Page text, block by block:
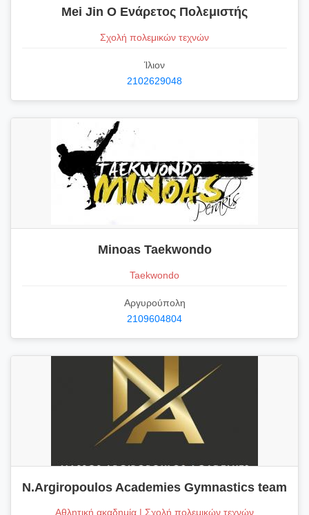
Mei Jin Ο Ενάρετος Πολεμιστής
Σχολή πολεμικών τεχνών
Ίλιον
2102629048
Minoas Taekwondo
Taekwondo
Αργυρούπολη
2109604804
N.Argiropoulos Academies Gymnastics team
Αθλητική ακαδημία | Σχολή πολεμικών τεχνών